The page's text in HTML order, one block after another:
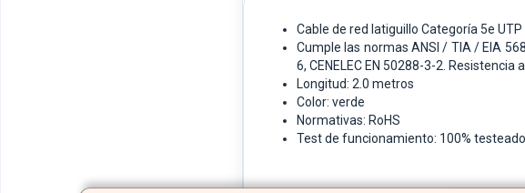
Cable de red latiguillo Categoría 5e
Cumple las normas ANSI / TIA / EIA
6, CENELEC EN 50288-3-2.
Longitud: 2.0 metros
Color: verde
Normativas: RoHS
Test de funcionamiento: 100% testeado